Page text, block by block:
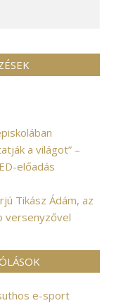
a világot” –
előadás
Tikász Ádám, az
versenyzővel
e-sport